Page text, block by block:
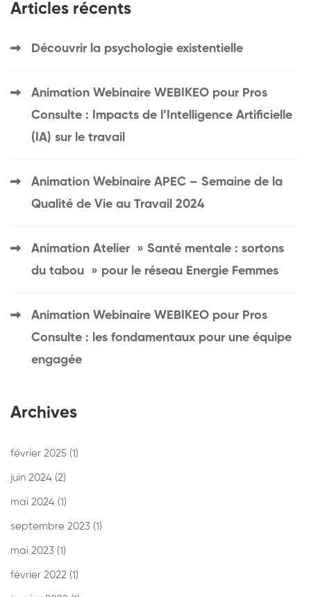
Articles récents
Découvrir la psychologie existentielle
Animation Webinaire WEBIKEO pour Pros
Consulte : Impacts de l’Intelligence Artificielle
(IA) sur le travail
Animation Webinaire APEC – Semaine de la
Qualité de Vie au Travail 2024
Animation Atelier » Santé mentale : sortons
du tabou » pour le réseau Energie Femmes
Animation Webinaire WEBIKEO pour Pros
Consulte : les fondamentaux pour une équipe
engagée
Archives
février 2025 (1)
juin 2024 (2)
mai 2024 (1)
septembre 2023 (1)
mai 2023 (1)
février 2022 (1)